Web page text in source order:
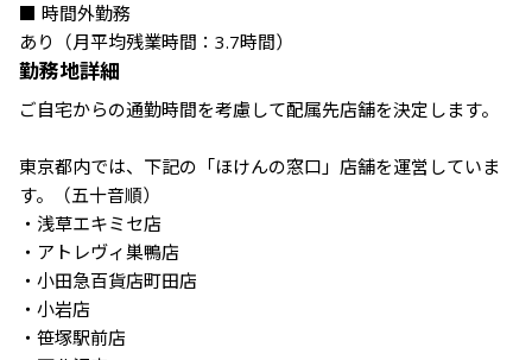
■ 時間外勤務
あり（月平均残業時間：3.7時間）
勤務地詳細
ご自宅からの通勤時間を考慮して配属先店舗を決定します。
東京都内では、下記の「ほけんの窓口」店舗を運営していま
す。（五十音順）
・浅草エキミセ店
・アトレヴィ巣鴨店
・小田急百貨店町田店
・小岩店
・笹塚駅前店